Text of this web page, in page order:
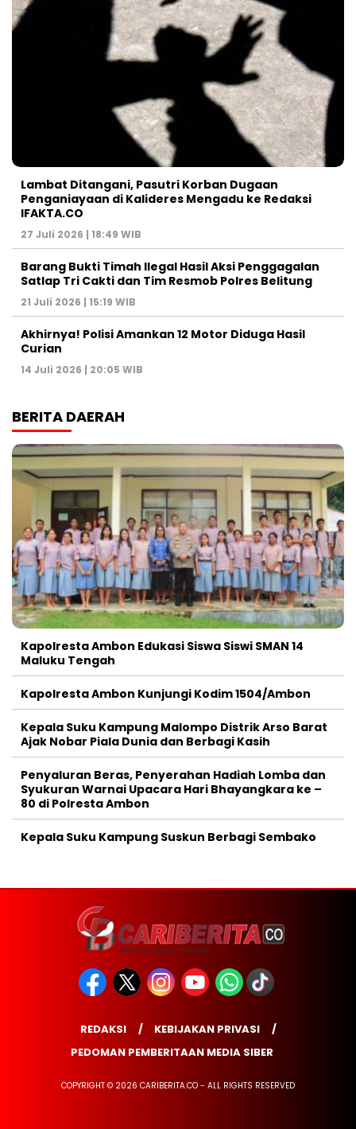
Lambat Ditangani, Pasutri Korban Dugaan
Penganiayaan di Kalideres Mengadu ke Redaksi
IFAKTA.CO
27 Juli 2026 | 18:49 WIB
Barang Bukti Timah Ilegal Hasil Aksi Penggagalan
Satlap Tri Cakti dan Tim Resmob Polres Belitung
21 Juli 2026 | 15:19 WIB
Akhirnya! Polisi Amankan 12 Motor Diduga Hasil
Curian
14 Juli 2026 | 20:05 WIB
BERITA DAERAH
Kapolresta Ambon Edukasi Siswa Siswi SMAN 14
Maluku Tengah
Kapolresta Ambon Kunjungi Kodim 1504/Ambon
Kepala Suku Kampung Malompo Distrik Arso Barat
Ajak Nobar Piala Dunia dan Berbagi Kasih
Penyaluran Beras, Penyerahan Hadiah Lomba dan
Syukuran Warnai Upacara Hari Bhayangkara ke –
80 di Polresta Ambon
Kepala Suku Kampung Suskun Berbagi Sembako
REDAKSI
KEBIJAKAN PRIVASI
PEDOMAN PEMBERITAAN MEDIA SIBER
COPYRIGHT © 2026 CARIBERITA.CO - ALL RIGHTS RESERVED